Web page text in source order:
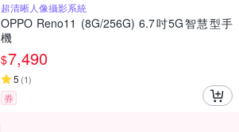
超清晰人像攝影系統
OPPO Reno11 (8G/256G) 6.7吋5G智慧型手
機
$7,490
5 (1)
券